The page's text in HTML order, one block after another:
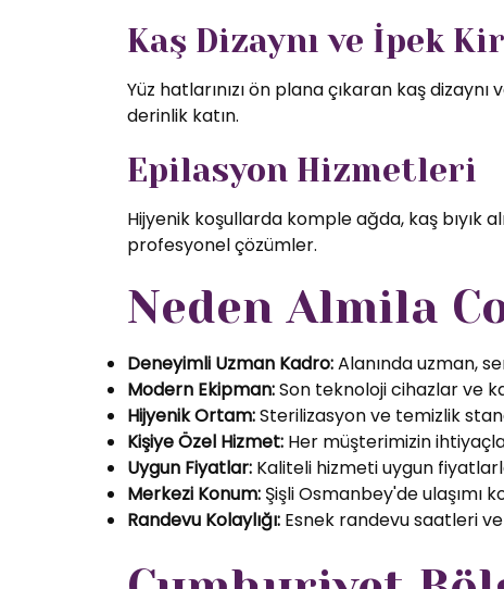
Kaş Dizaynı ve İpek
Yüz hatlarınızı ön plana çıkaran kaş
derinlik katın.
Epilasyon Hizmetleri
Hijyenik koşullarda komple ağda, kaş bıyık
profesyonel çözümler.
Neden Almila
Deneyimli Uzman Kadro:Alanında uzman,
Modern Ekipman:Son teknoloji cihazlar ve
Hijyenik Ortam:Sterilizasyon ve temizlik
Kişiye Özel Hizmet: Her müşterimizin
Uygun Fiyatlar: Kaliteli hizmeti uygun
Merkezi Konum: Şişli Osmanbey'de ulaşımı
Randevu Kolaylığı: Esnek randevu saatleri ve